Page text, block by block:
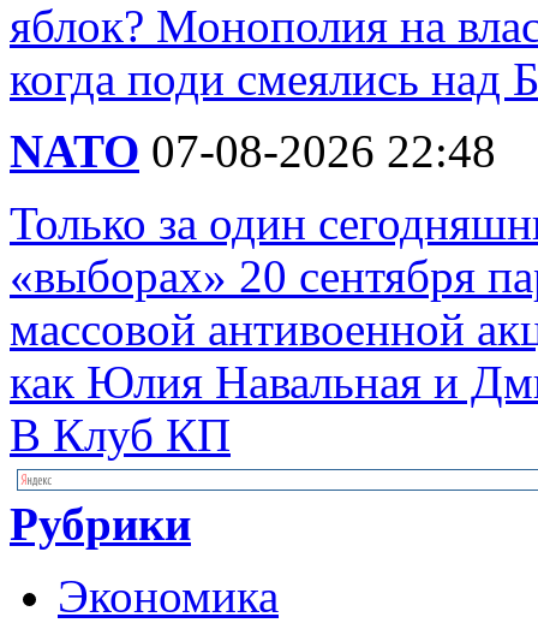
яблок? Монополия на
когда поди смеялись над
NATO 07-08-2026 22:48
Только за один
«выборах» 20 сентября
массовой антивоенной
как Юлия Навальная и
В Клуб КП
Рубрики
Экономика